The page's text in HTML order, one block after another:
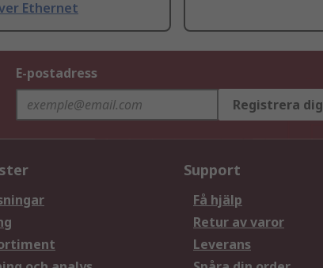
Ethernet
E-postadress
Registrera dig
Support
Få hjälp
Retur av varor
Leverans